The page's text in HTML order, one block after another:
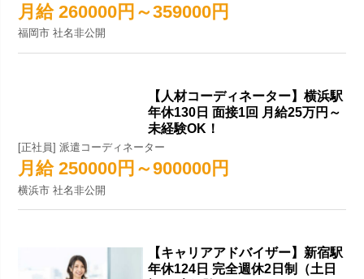
月給 260000円～359000円
福岡市 社名非公開
【人材コーディネーター】横浜駅
年休130日 面接1回 月給25万円～
未経験OK！
[正社員] 派遣コーディネーター
月給 250000円～900000円
横浜市 社名非公開
【キャリアアドバイザー】新宿駅
年休124日 完全週休2日制（土日